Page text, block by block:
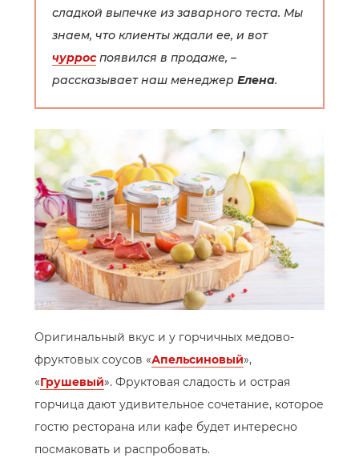
сладкой выпечке из заварного теста. Мы
знаем, что клиенты ждали ее, и вот
чурроспоявился в продаже, –
рассказывает наш менеджер Елена.
Оригинальный вкус и у горчичных медово-
фруктовых соусов «Апельсиновый»,
«Грушевый». Фруктовая сладость и острая
горчица дают удивительное сочетание, которое
гостю ресторана или кафе будет интересно
посмаковать и распробовать.